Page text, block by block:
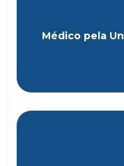
Médico pela